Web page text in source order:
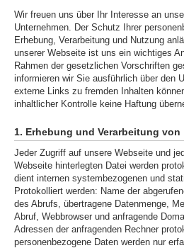
Wir freuen uns über Ihr Interesse an
Unternehmen. Der Schutz Ihrer
Erhebung, Verarbeitung und Nutzung
unserer Webseite ist uns ein wichtiges
Rahmen der gesetzlichen Vorschriften
informieren wir Sie ausführlich über den
externe Links zu fremden Inhalten
inhaltlicher Kontrolle keine Haftung
1. Erhebung und Verarbeitung von
Jeder Zugriff auf unsere Webseite und
Webseite hinterlegten Datei werden
dient internen systembezogenen und
Protokolliert werden: Name der
des Abrufs, übertragene Datenmenge,
Abruf, Webbrowser und anfragende
Adressen der anfragenden Rechner
personenbezogene Daten werden nur